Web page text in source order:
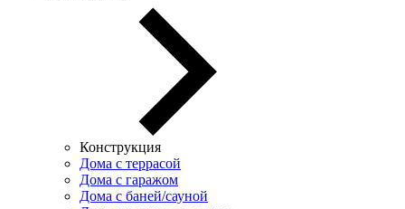
Конструкция
Дома с террасой
Дома с гаражом
Дома с баней/сауной